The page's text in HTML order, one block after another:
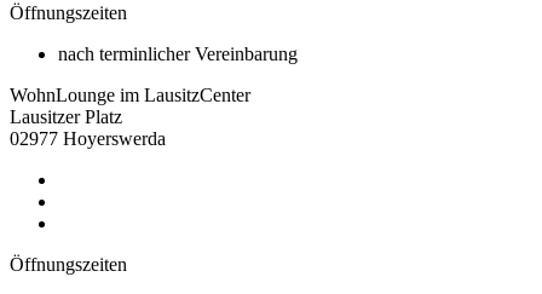
Öffnungszeiten
nach terminlicher Vereinbarung
WohnLounge im LausitzCenter
Lausitzer Platz
02977 Hoyerswerda
Öffnungszeiten